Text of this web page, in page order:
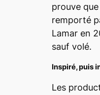
prouve
remporté
Lamar en
sauf volé.
Inspiré, puis
Les